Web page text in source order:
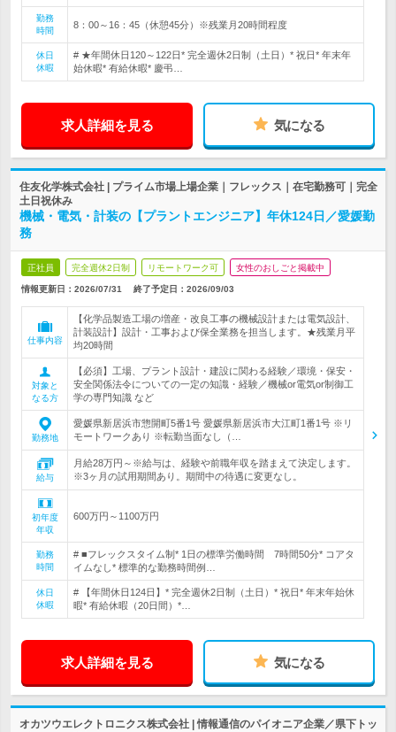
勤務
時間
8：00～16：45（休憩45分）※残業月20時間程度
休日
休暇
# ★年間休日120～122日* 完全週休2日制（土日）* 祝日* 年末年
始休暇* 有給休暇* 慶弔…
求人詳細を見る 気になる
住友化学株式会社 | プライム市場上場企業｜フレックス｜在宅勤務可｜完全
土日祝休み
機械・電気・計装の【プラントエンジニア】年休124日／愛媛勤
務
正社員 完全週休2日制 リモートワーク可 女性のおしごと掲載中
情報更新日：2026/07/31 終了予定日： 2026/09/03
仕事内容
【化学品製造工場の増産・改良工事の機械設計または電気設計、
計装設計】設計・工事および保全業務を担当します。★残業月平
均20時間
対象と
なる方
【必須】工場、プラント設計・建設に関わる経験／環境・保安・
安全関係法令についての一定の知識・経験／機械or電気or制御工
学の専門知識 など
勤務地
愛媛県新居浜市惣開町5番1号 愛媛県新居浜市大江町1番1号 ※リ
モートワークあり ※転勤当面なし（…
給与
月給28万円～※給与は、経験や前職年収を踏まえて決定します。
※3ヶ月の試用期間あり。期間中の待遇に変更なし。
初年度
年収
600万円～1100万円
勤務
時間
# ■フレックスタイム制* 1日の標準労働時間 7時間50分* コアタ
イムなし* 標準的な勤務時間例…
休日
休暇
# 【年間休日124日】* 完全週休2日制（土日）* 祝日* 年末年始休
暇* 有給休暇（20日間）*…
求人詳細を見る 気になる
オカツウエレクトロニクス株式会社 | 情報通信のパイオニア企業／県下トッ